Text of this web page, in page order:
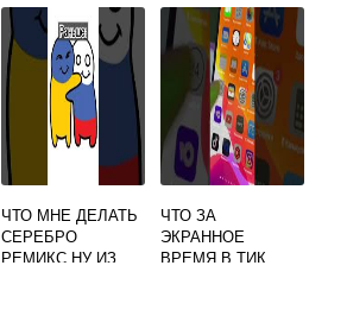
ТОКА ДЛЯ
ПАРНЕЙ И
ДЕВУШЕК
ТИК ТОКЕ
ЧТО МНЕ ДЕЛАТЬ
СЕРЕБРО
РЕМИКС НУ ИЗ
ЧТО ЗА
ЭКРАННОЕ
ВРЕМЯ В ТИК